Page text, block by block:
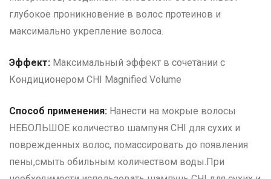
глубокое проникновение в волос протеинов и
максимально укрепление волоса.
Эффект: Максимальный эффект в сочетании с
Кондиционером CHI Magnified Volume
Способ применения: Нанести на мокрые волосы
НЕБОЛЬШОЕ количество шампуня CHI для сухих и
поврежденных волос, помассировать до появления
пены,смыть обильным количеством воды.При